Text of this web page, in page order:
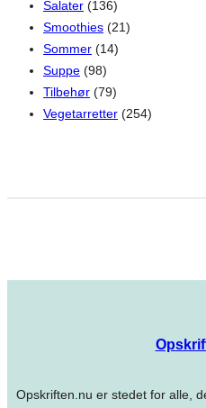
Salater (136)
Smoothies (21)
Sommer (14)
Suppe (98)
Tilbehør (79)
Vegetarretter (254)
Opskriften.nu er stedet for alle,